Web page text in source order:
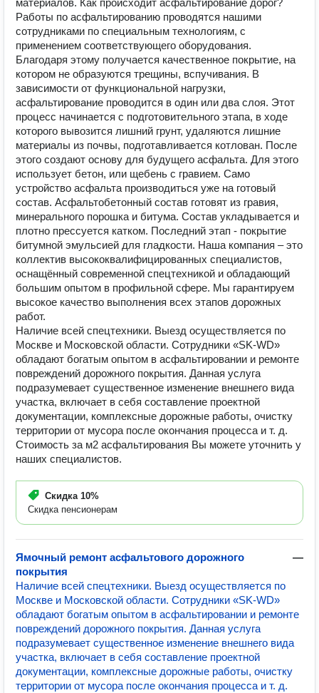
материалов. Как происходит асфальтирование дорог?
Работы по асфальтированию проводятся нашими
сотрудниками по специальным технологиям, с
применением соответствующего оборудования.
Благодаря этому получается качественное покрытие, на
котором не образуются трещины, вспучивания. В
зависимости от функциональной нагрузки,
асфальтирование проводится в один или два слоя. Этот
процесс начинается с подготовительного этапа, в ходе
которого вывозится лишний грунт, удаляются лишние
материалы из почвы, подготавливается котлован. После
этого создают основу для будущего асфальта. Для этого
использует бетон, или щебень с гравием. Само
устройство асфальта производиться уже на готовый
состав. Асфальтобетонный состав готовят из гравия,
минерального порошка и битума. Состав укладывается и
плотно прессуется катком. Последний этап - покрытие
битумной эмульсией для гладкости. Наша компания – это
коллектив высококвалифицированных специалистов,
оснащённый современной спецтехникой и обладающий
большим опытом в профильной сфере. Мы гарантируем
высокое качество выполнения всех этапов дорожных
работ.
Наличие всей спецтехники. Выезд осуществляется по
Москве и Московской области. Сотрудники «SK-WD»
обладают богатым опытом в асфальтировании и ремонте
повреждений дорожного покрытия. Данная услуга
подразумевает существенное изменение внешнего вида
участка, включает в себя составление проектной
документации, комплексные дорожные работы, очистку
территории от мусора после окончания процесса и т. д.
Cтоимость за м2 асфальтирования Вы можете уточнить у
наших специалистов.
Скидка 10%
Скидка пенсионерам
Ямочный ремонт асфальтового дорожного
покрытия
—
Наличие всей спецтехники. Выезд осуществляется по
Москве и Московской области. Сотрудники «SK-WD»
обладают богатым опытом в асфальтировании и ремонте
повреждений дорожного покрытия. Данная услуга
подразумевает существенное изменение внешнего вида
участка, включает в себя составление проектной
документации, комплексные дорожные работы, очистку
территории от мусора после окончания процесса и т. д.